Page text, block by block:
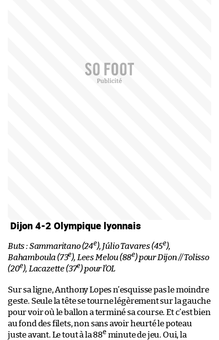
Dijon 4-2 Olympique lyonnais
Buts : Sammaritano (24e), Júlio Tavares (45e),
Bahamboula (73e), Lees Melou (88e) pour Dijon // Tolisso
(20e), Lacazette (37e) pour l’OL
Sur sa ligne, Anthony Lopes n’esquisse pas le moindre
geste. Seule la tête se tourne légèrement sur la gauche
pour voir où le ballon a terminé sa course. Et c’est bien
au fond des filets, non sans avoir heurté le poteau
juste avant. Le tout à la 88e minute de jeu. Oui, la